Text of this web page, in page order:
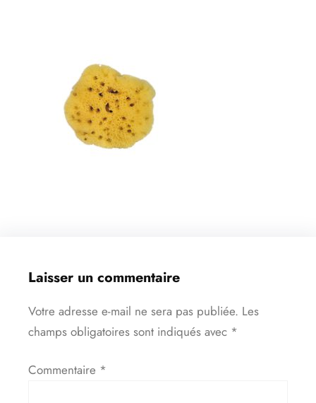
Laisser un commentaire
Votre adresse e-mail ne sera pas publiée. Les
champs obligatoires sont indiqués avec *
Commentaire *